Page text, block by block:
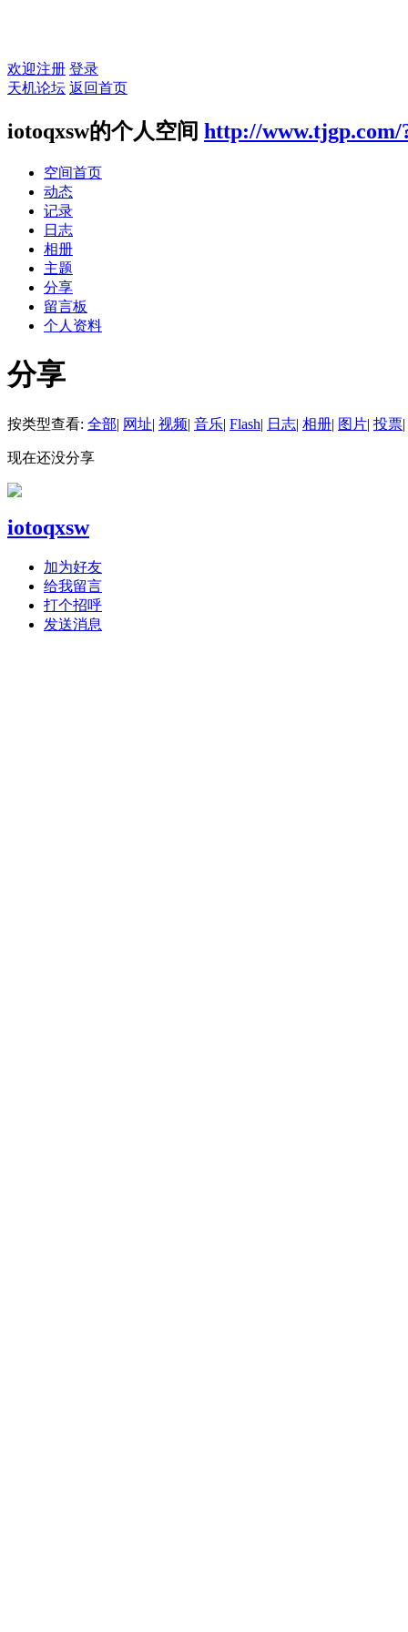
欢迎注册 登录
天机论坛 返回首页
iotoqxsw的个人空间 http://www.tjgp.com/
空间首页
动态
记录
日志
相册
主题
分享
留言板
个人资料
分享
按类型查看: 全部| 网址| 视频| 音乐| Flash| 日志| 相册| 图片| 投票|
现在还没分享
iotoqxsw
加为好友
给我留言
打个招呼
发送消息